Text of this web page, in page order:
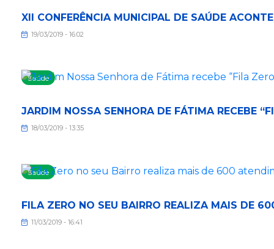
Saúde
XII CONFERÊNCIA MUNICIPAL DE SAÚDE
19/03/2019 - 16:02
Saúde
JARDIM NOSSA SENHORA DE FÁTIMA RECEBE
18/03/2019 - 13:35
FILA ZERO NO SEU BAIRRO REALIZA MAIS DE
11/03/2019 - 16:41